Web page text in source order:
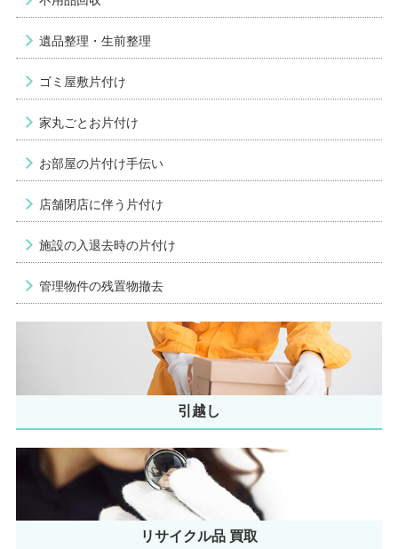
遺品整理・生前整理
ゴミ屋敷片付け
家丸ごとお片付け
お部屋の片付け手伝い
店舗閉店に伴う片付け
施設の入退去時の片付け
管理物件の残置物撤去
引越し
リサイクル品 買取